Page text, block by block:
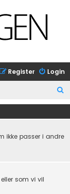
Login
Register
e
ikke passer i andre
som vi vil